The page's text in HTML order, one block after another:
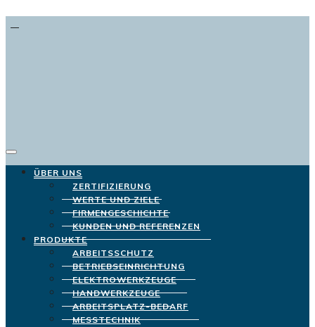
ÜBER UNS
ZERTIFIZIERUNG
WERTE UND ZIELE
FIRMENGESCHICHTE
KUNDEN UND REFERENZEN
PRODUKTE
ARBEITSSCHUTZ
BETRIEBSEINRICHTUNG
ELEKTROWERKZEUGE
HANDWERKZEUGE
ARBEITSPLATZ-BEDARF
MESSTECHNIK